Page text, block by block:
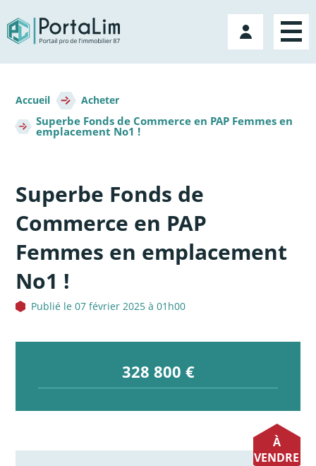
directement
au
contenu
Mon
compte
d'Ariane
Accueil Acheter
Superbe Fonds de Commerce en PAP Femmes en
emplacement No1 !
Superbe Fonds de
Commerce en PAP
Femmes en emplacement
No1 !
Publié le 07 février 2025 à 01h00
328 800 €
À
VENDRE